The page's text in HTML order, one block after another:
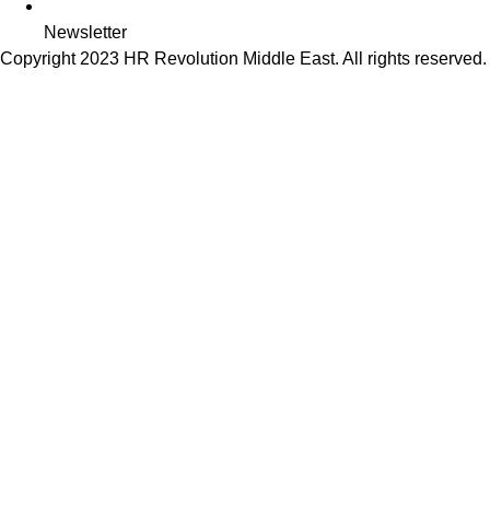
Newsletter
Copyright 2023 HR Revolution Middle East. All rights reserved.